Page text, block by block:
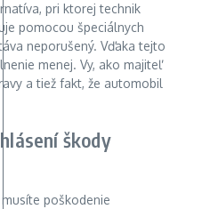
pri ktorej technik
pomocou špeciálnych
neporušený. Vďaka tejto
menej. Vy, ako majiteľ
a tiež fakt, že automobil
škody
poškodenie